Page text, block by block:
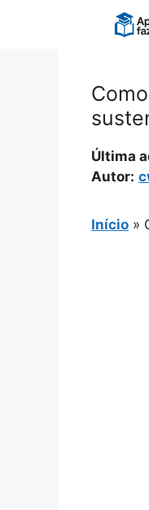
Última
Autor:
Início »